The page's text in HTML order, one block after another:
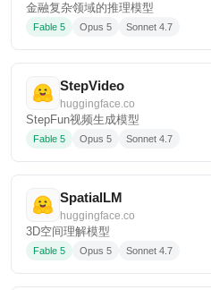
金融复杂领域的推理模型
Fable 5 Opus 5 Sonnet 4.7
StepVideo
huggingface.co
StepFun视频生成模型
Fable 5 Opus 5 Sonnet 4.7
SpatialLM
huggingface.co
3D空间理解模型
Fable 5 Opus 5 Sonnet 4.7